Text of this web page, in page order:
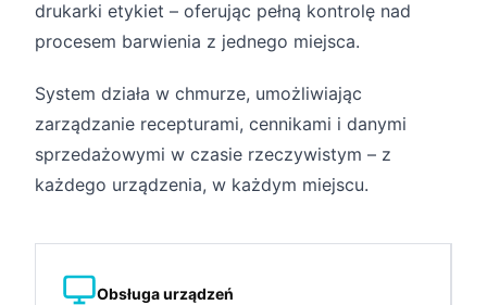
drukarki etykiet – oferując pełną kontrolę nad
procesem barwienia z jednego miejsca.
System działa w chmurze, umożliwiając
zarządzanie recepturami, cennikami i danymi
sprzedażowymi w czasie rzeczywistym – z
każdego urządzenia, w każdym miejscu.
Obsługa urządzeń